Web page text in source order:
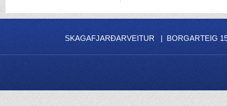
SKAGAFJARÐARVEITUR | BORGARTEIG